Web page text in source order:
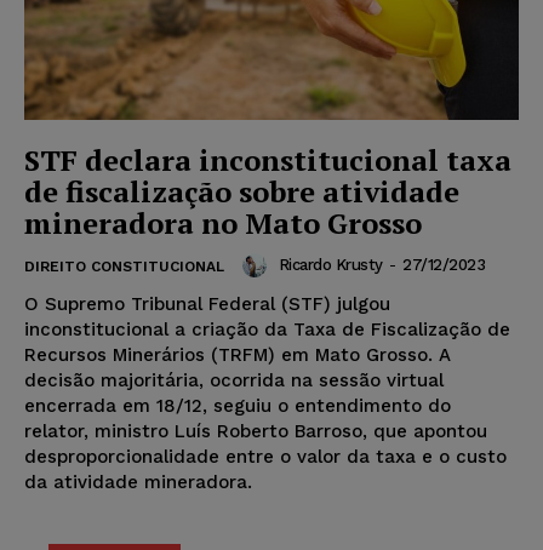
STF declara inconstitucional taxa
de fiscalização sobre atividade
mineradora no Mato Grosso
DIREITO CONSTITUCIONAL Ricardo Krusty - 27/12/2023
O Supremo Tribunal Federal (STF) julgou
inconstitucional a criação da Taxa de Fiscalização de
Recursos Minerários (TRFM) em Mato Grosso. A
decisão majoritária, ocorrida na sessão virtual
encerrada em 18/12, seguiu o entendimento do
relator, ministro Luís Roberto Barroso, que apontou
desproporcionalidade entre o valor da taxa e o custo
da atividade mineradora.